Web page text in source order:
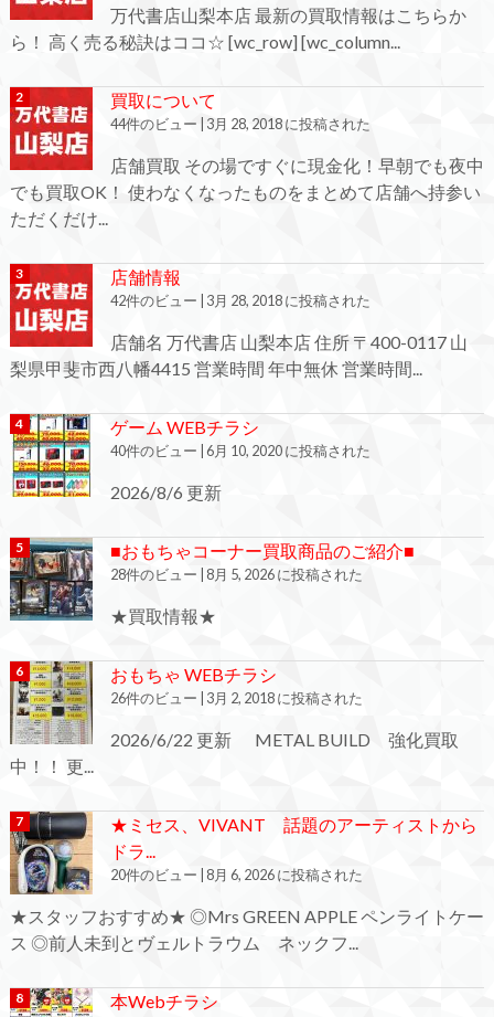
万代書店山梨本店 最新の買取情報はこちらか
ら！ 高く売る秘訣はココ☆ [wc_row] [wc_column...
買取について
44件のビュー 3月 28, 2018 に投稿された
店舗買取 その場ですぐに現金化！早朝でも夜中
でも買取OK！ 使わなくなったものをまとめて店舗へ持参い
ただくだけ...
店舗情報
42件のビュー 3月 28, 2018 に投稿された
店舗名 万代書店 山梨本店 住所 〒400-0117 山
梨県甲斐市西八幡4415 営業時間 年中無休 営業時間...
ゲーム WEBチラシ
40件のビュー 6月 10, 2020 に投稿された
2026/8/6 更新
■おもちゃコーナー買取商品のご紹介■
28件のビュー 8月 5, 2026 に投稿された
★買取情報★
おもちゃ WEBチラシ
26件のビュー 3月 2, 2018 に投稿された
2026/6/22 更新 METAL BUILD 強化買取
中！！ 更...
★ミセス、VIVANT 話題のアーティストから
ドラ...
20件のビュー 8月 6, 2026 に投稿された
★スタッフおすすめ★ ◎Mrs GREEN APPLE ペンライトケー
ス ◎前人未到とヴェルトラウム ネックフ...
本Webチラシ